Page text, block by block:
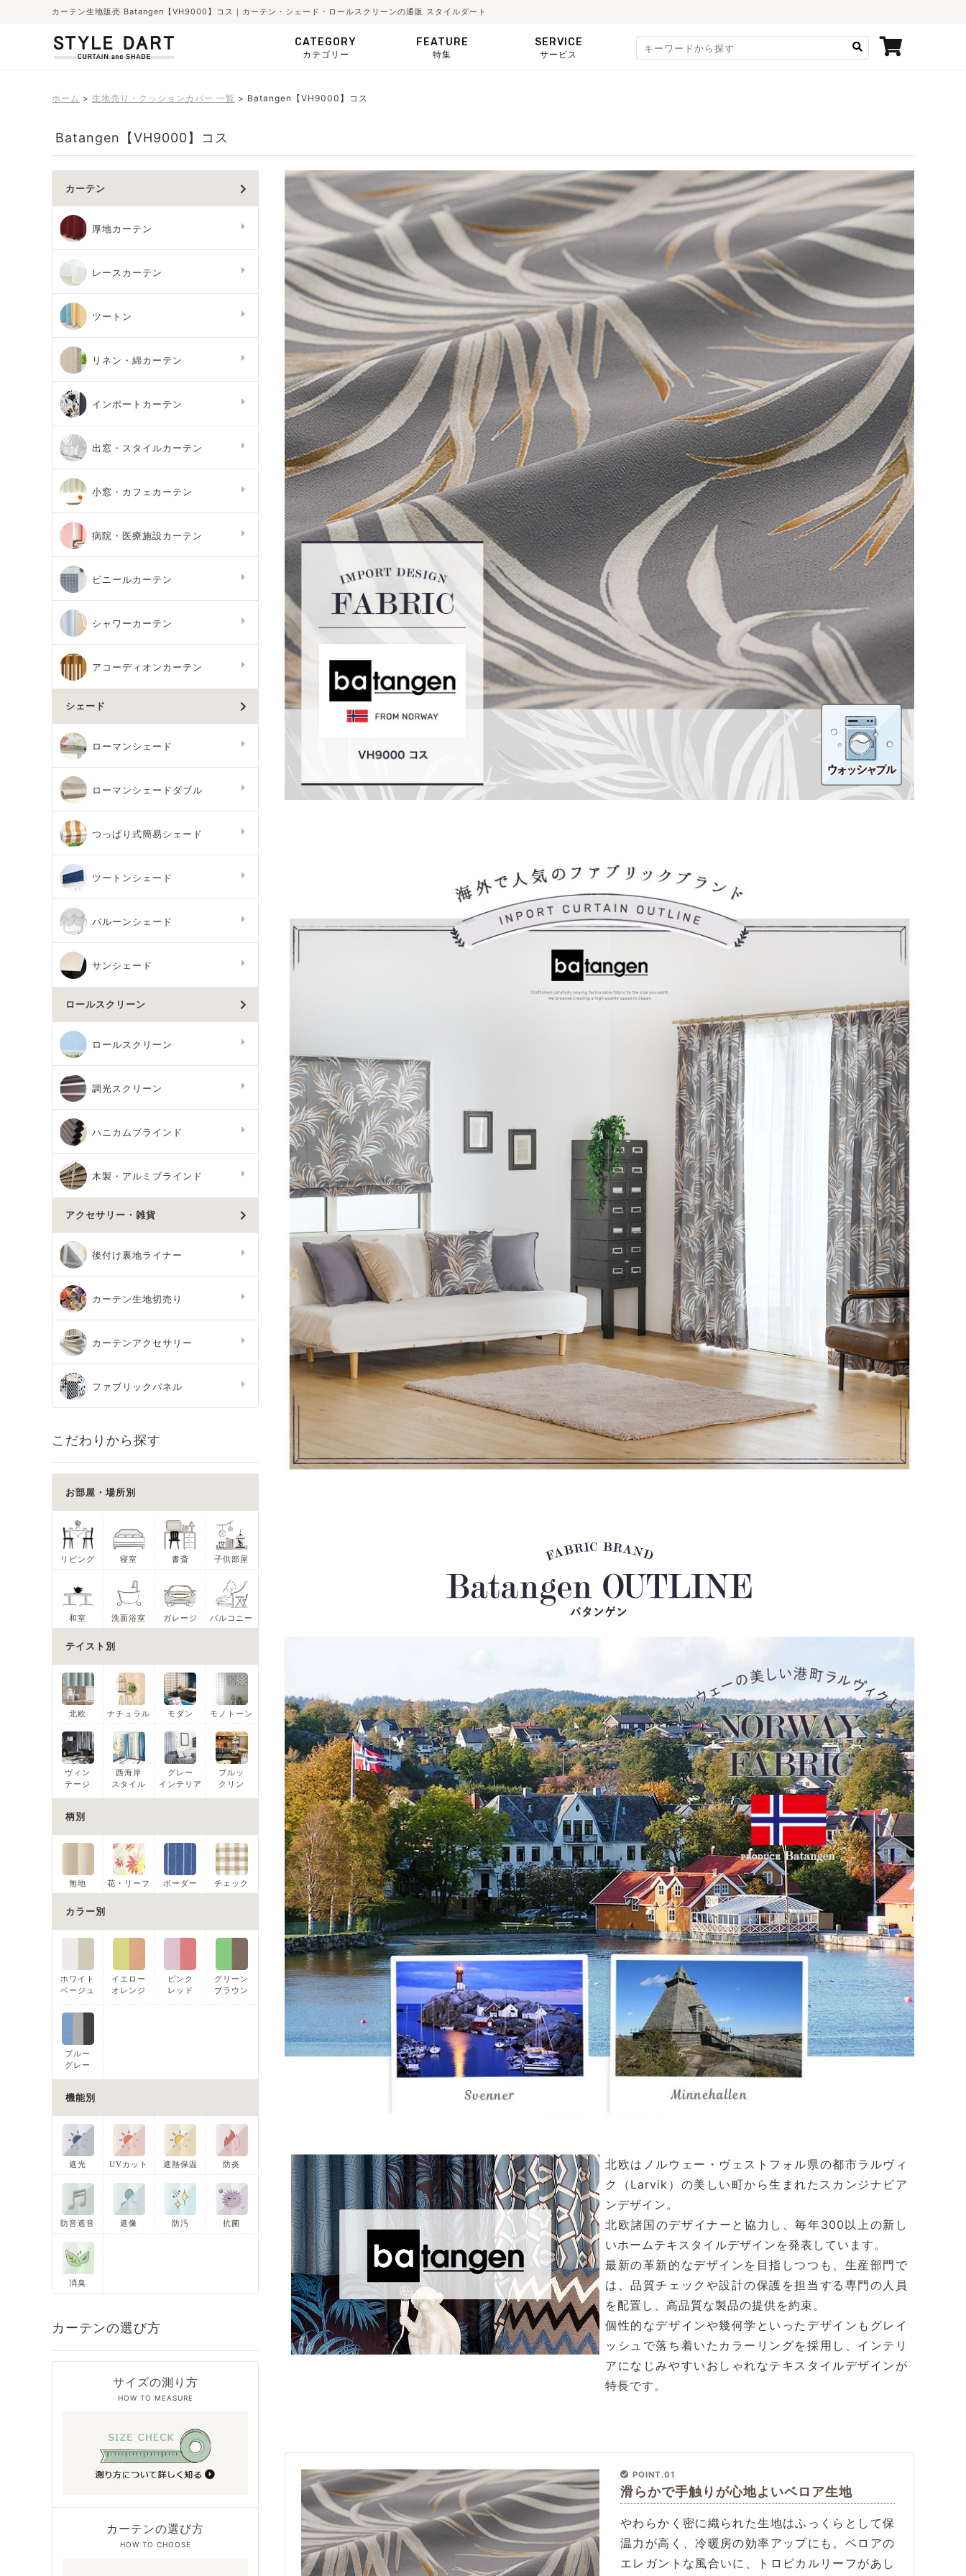
カーテン生地販売 Batangen【VH9000】コス｜カーテン・シェード・ロールスクリーンの通販 スタイルダート
CATEGORY
カテゴリー
FEATURE
特集
SERVICE
サービス
ホーム 生地売り・クッションカバー 一覧 Batangen【VH9000】コス
Batangen【VH9000】コス
北欧はノルウェー・ヴェストフォル県の都市ラルヴィ
ク（Larvik）の美しい町から生まれたスカンジナビア
ンデザイン。
北欧諸国のデザイナーと協力し、毎年300以上の新し
いホームテキスタイルデザインを発表しています。
最新の革新的なデザインを目指しつつも、生産部門で
は、品質チェックや設計の保護を担当する専門の人員
を配置し、高品質な製品の提供を約束。
個性的なデザインや幾何学といったデザインもグレイ
ッシュで落ち着いたカラーリングを採用し、インテリ
アになじみやすいおしゃれなテキスタイルデザインが
特長です。
POINT.01
滑らかで手触りが心地よいベロア生地
やわらかく密に織られた生地はふっくらとして保
温力が高く、冷暖房の効率アップにも。ベロアの
エレガントな風合いに、トロピカルリーフがあし
カーテン
厚地カーテン
レースカーテン
ツートン
リネン・綿カーテン
インポートカーテン
出窓・スタイルカーテン
小窓・カフェカーテン
病院・医療施設カーテン
ビニールカーテン
シャワーカーテン
アコーディオンカーテン
シェード
ローマンシェード
ローマンシェードダブル
つっぱり式簡易シェード
ツートンシェード
バルーンシェード
サンシェード
ロールスクリーン
ロールスクリーン
調光スクリーン
ハニカムブラインド
木製・アルミブラインド
アクセサリー・雑貨
後付け裏地ライナー
カーテン生地切売り
カーテンアクセサリー
ファブリックパネル
こだわりから探す
お部屋・場所別
リビング 寝室 書斎 子供部屋
和室 洗面浴室 ガレージ バルコニー
テイスト別
北欧 ナチュラル モダン モノトーン
ヴィン
テージ
西海岸
スタイル
グレー
インテリア
ブルッ
クリン
柄別
無地 花・リーフ ボーダー チェック
カラー別
ホワイト
ベージュ
イエロー
オレンジ
ピンク
レッド
グリーン
ブラウン
ブルー
グレー
機能別
遮光 UVカット 遮熱保温 防炎
防音遮音 遮像 防汚 抗菌
消臭
カーテンの選び方
サイズの測り方
HOW TO MEASURE
カーテンの選び方
HOW TO CHOOSE